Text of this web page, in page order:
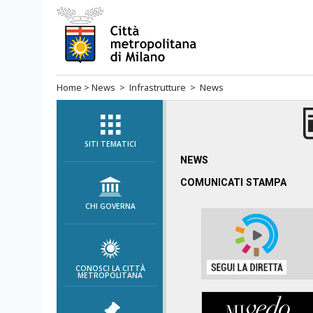
Salta
al
menù
navigazione
Salta
al
menù
navigazione
interna
Salta
contenuto
Salta
Home > News > Infrastrutture > News
SITI TEMATICI
CHI GOVERNA
CONOSCI LA CITTÀ
METROPOLITANA
NEWS
COMUNICATI STAMPA